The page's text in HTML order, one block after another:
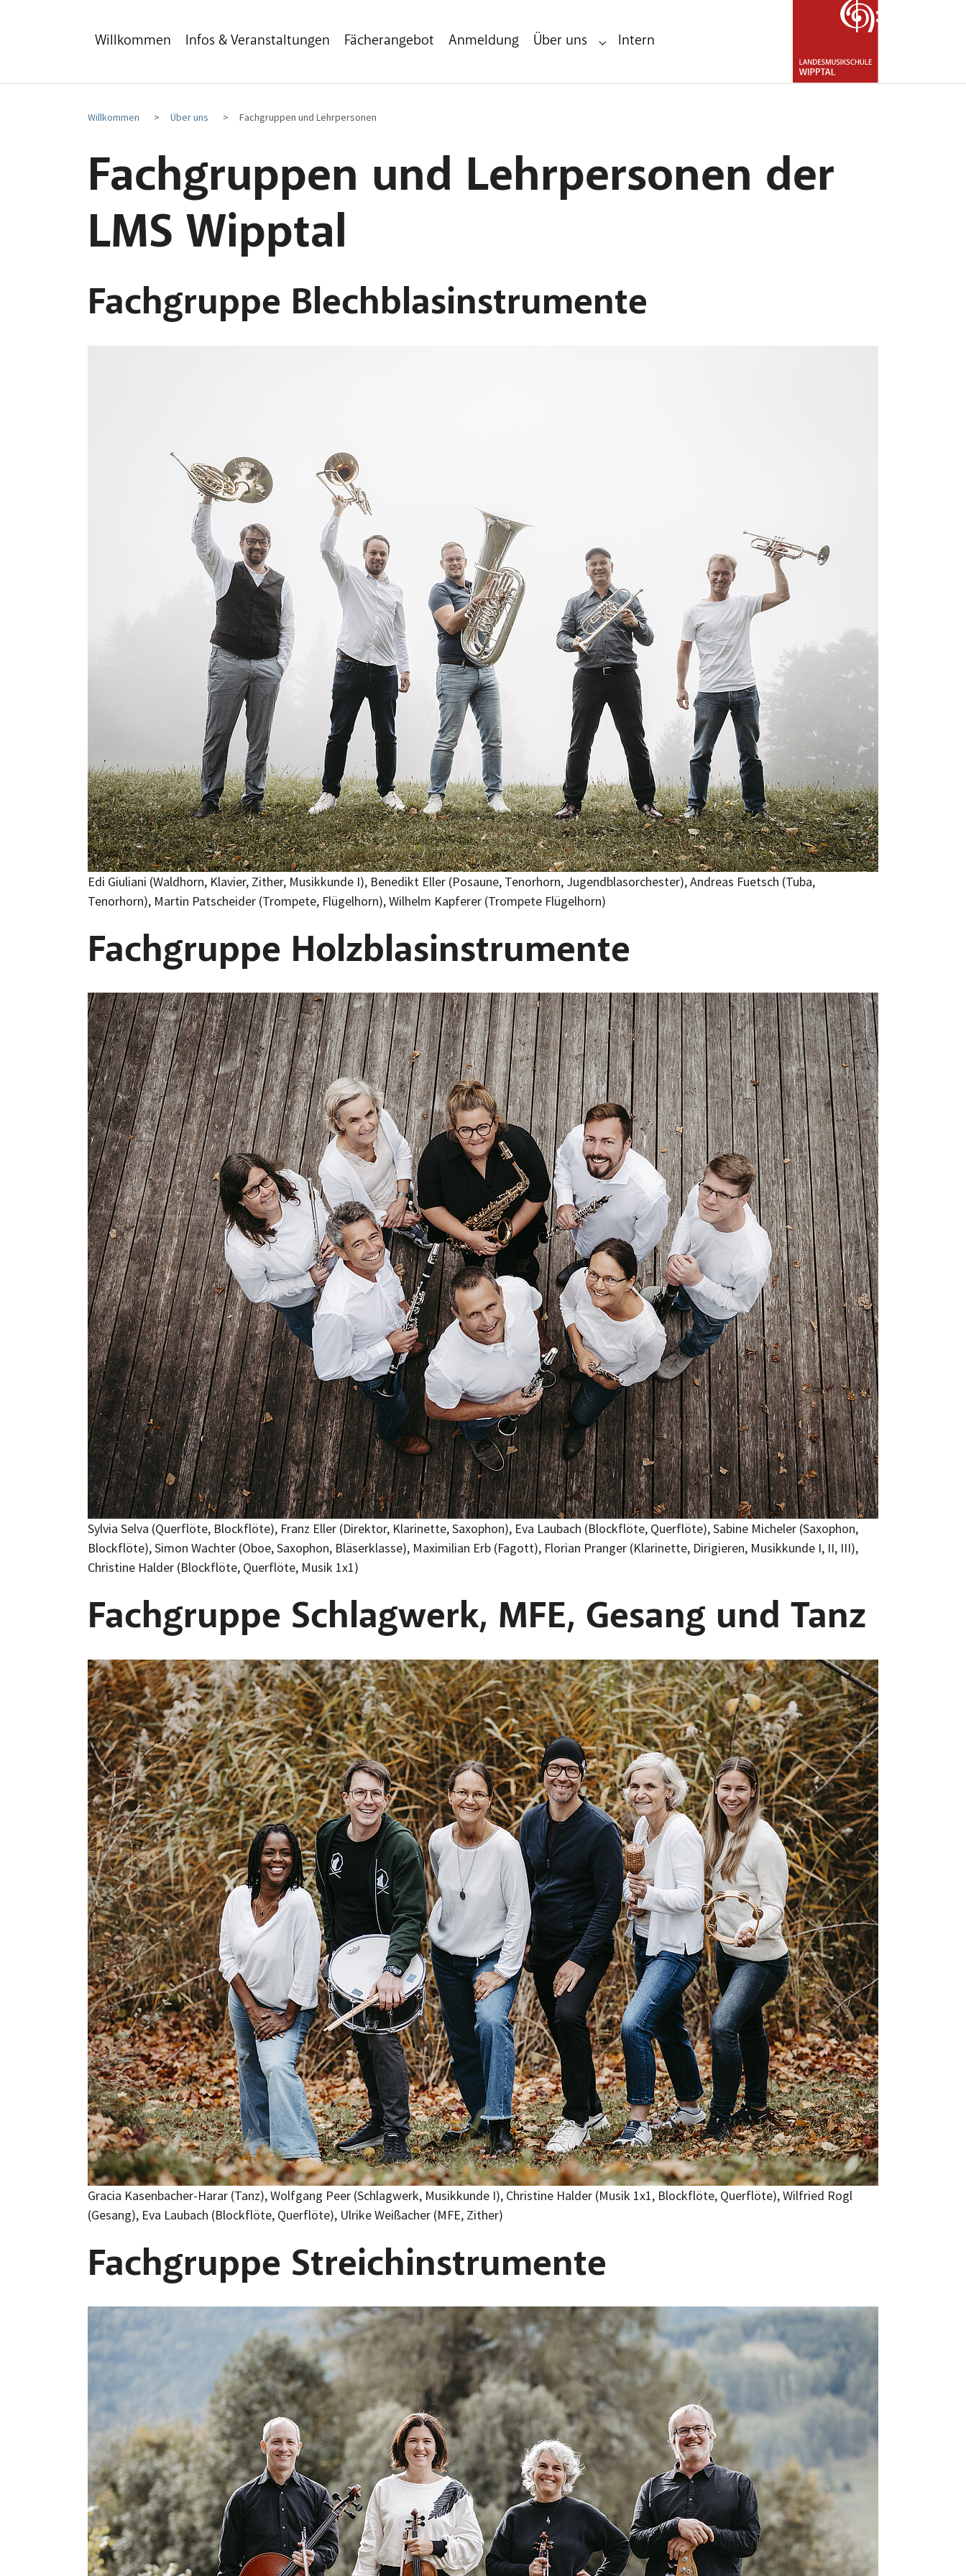
Willkommen Infos & Veranstaltungen Fächerangebot Anmeldung Über uns Submenu for "Über uns"
Intern
Willkommen Über uns Fachgruppen und Lehrpersonen
Fachgruppen und Lehrpersonen der
LMS Wipptal
Fachgruppe Blechblasinstrumente
Edi Giuliani (Waldhorn, Klavier, Zither, Musikkunde I), Benedikt Eller (Posaune, Tenorhorn, Jugendblasorchester), Andreas Fuetsch (Tuba,
Tenorhorn), Martin Patscheider (Trompete, Flügelhorn), Wilhelm Kapferer (Trompete Flügelhorn)
Fachgruppe Holzblasinstrumente
Sylvia Selva (Querflöte, Blockflöte), Franz Eller (Direktor, Klarinette, Saxophon), Eva Laubach (Blockflöte, Querflöte), Sabine Micheler (Saxophon,
Blockflöte), Simon Wachter (Oboe, Saxophon, Bläserklasse), Maximilian Erb (Fagott), Florian Pranger (Klarinette, Dirigieren, Musikkunde I, II, III),
Christine Halder (Blockflöte, Querflöte, Musik 1x1)
Fachgruppe Schlagwerk, MFE, Gesang und Tanz
Gracia Kasenbacher-Harar (Tanz), Wolfgang Peer (Schlagwerk, Musikkunde I), Christine Halder (Musik 1x1, Blockflöte, Querflöte), Wilfried Rogl
(Gesang), Eva Laubach (Blockflöte, Querflöte), Ulrike Weißacher (MFE, Zither)
Fachgruppe Streichinstrumente